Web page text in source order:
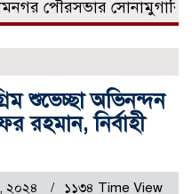
পৌরসভার সোনামুগারি
শুভেচ্ছা অভিনন্দন
রহমান, নির্বাহী
২০২৪ ১১৩৪ Time View